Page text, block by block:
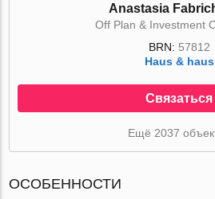
Anastasia
Off Plan & Investment
BRN: 57812
Haus & haus
Связаться
Ещё 2037
ОСОБЕННОСТИ